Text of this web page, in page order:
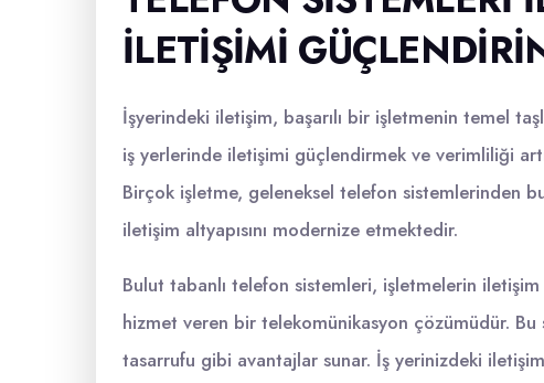
İLETIŞIMI
İşyerindeki iletişim, başarılı bir işletmenin temel
iş yerlerinde iletişimi güçlendirmek ve verimliliği
Birçok işletme, geleneksel telefon sistemlerinden
iletişim altyapısını modernize etmektedir.
Bulut tabanlı telefon sistemleri, işletmelerin
hizmet veren bir telekomünikasyon çözümüdür.
tasarrufu gibi avantajlar sunar. İş yerinizdeki